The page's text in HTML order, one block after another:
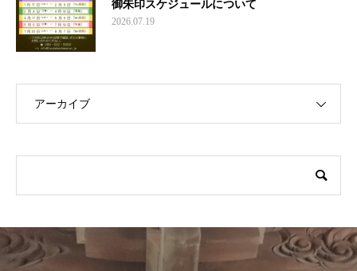
御朱印スケジュールについて
2026.07.19
アーカイブ